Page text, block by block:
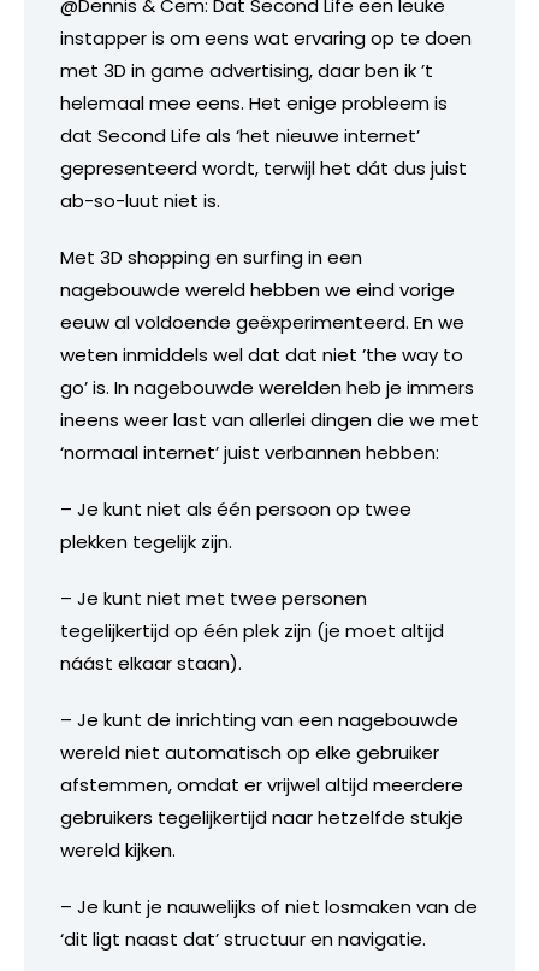
instapper is om eens wat ervaring op te doen
met 3D in game advertising, daar ben ik ’t
helemaal mee eens. Het enige probleem is
dat Second Life als ‘het nieuwe internet’
gepresenteerd wordt, terwijl het dát dus juist
ab-so-luut niet is.
Met 3D shopping en surfing in een
nagebouwde wereld hebben we eind vorige
eeuw al voldoende geëxperimenteerd. En we
weten inmiddels wel dat dat niet ’the way to
go’ is. In nagebouwde werelden heb je immers
ineens weer last van allerlei dingen die we met
‘normaal internet’ juist verbannen hebben:
– Je kunt niet als één persoon op twee
plekken tegelijk zijn.
– Je kunt niet met twee personen
tegelijkertijd op één plek zijn (je moet altijd
náást elkaar staan).
– Je kunt de inrichting van een nagebouwde
wereld niet automatisch op elke gebruiker
afstemmen, omdat er vrijwel altijd meerdere
gebruikers tegelijkertijd naar hetzelfde stukje
wereld kijken.
– Je kunt je nauwelijks of niet losmaken van de
‘dit ligt naast dat’ structuur en navigatie.